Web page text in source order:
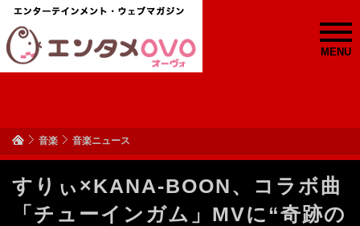
MENU
音楽 音楽ニュース
すりぃ×KANA-BOON、コラボ曲
「チューインガム」MVに“奇跡の